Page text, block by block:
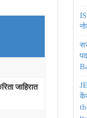
जाहिरात